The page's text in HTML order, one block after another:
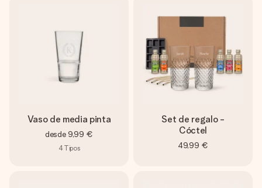
Vaso de media pinta
desde 9,99 €
4Tipos
Set de regalo -
Cóctel
49,99 €